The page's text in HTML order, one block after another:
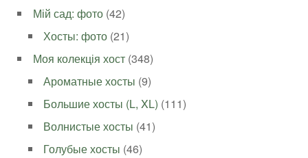
Мій сад: фото (42)
Хосты: фото (21)
Моя колекція хост (348)
Ароматные хосты (9)
Большие хосты (L, XL) (111)
Волнистые хосты (41)
Голубые хосты (46)